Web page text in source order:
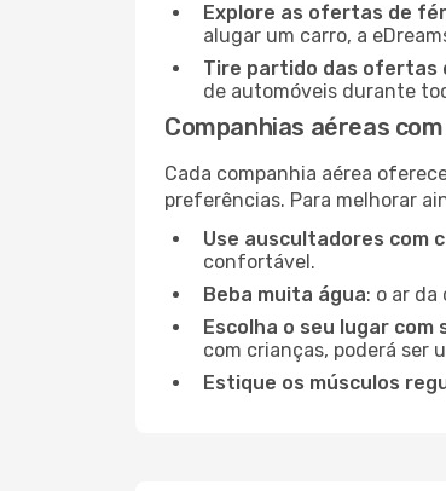
Explore as ofertas de
alugar um carro, a
Tire partido das ofertas
de automóveis durante
Companhias aéreas
Cada companhia aérea
preferências. Para melhorar
Use auscultadores com
confortável.
Beba muita água: o ar
Escolha o seu lugar com
com crianças, poderá ser
Estique os músculos